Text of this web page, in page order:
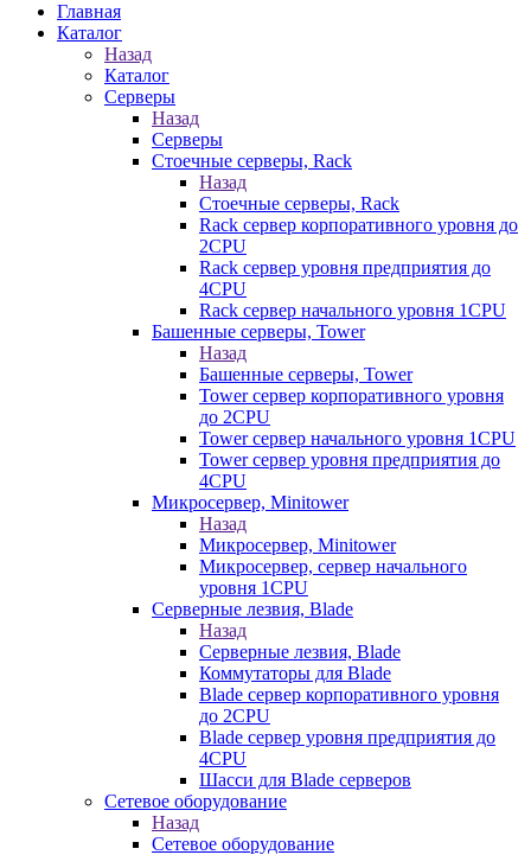
Главная
Каталог
Назад
Каталог
Серверы
Назад
Серверы
Стоечные серверы, Rack
Назад
Стоечные серверы, Rack
Rack сервер корпоративного уровня до
2CPU
Rack сервер уровня предприятия до
4CPU
Rack сервер начального уровня 1CPU
Башенные серверы, Tower
Назад
Башенные серверы, Tower
Tower сервер корпоративного уровня
до 2CPU
Tower сервер начального уровня 1CPU
Tower сервер уровня предприятия до
4CPU
Микросервер, Minitower
Назад
Микросервер, Minitower
Микросервер, сервер начального
уровня 1CPU
Серверные лезвия, Blade
Назад
Серверные лезвия, Blade
Коммутаторы для Blade
Blade сервер корпоративного уровня
до 2CPU
Blade сервер уровня предприятия до
4CPU
Шасси для Blade серверов
Сетевое оборудование
Назад
Сетевое оборудование